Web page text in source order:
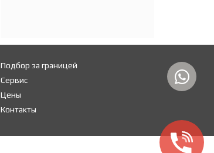
Подбор за границей
Сервис
Цены
Контакты